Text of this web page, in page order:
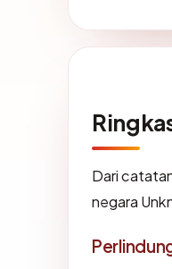
Dari
negara